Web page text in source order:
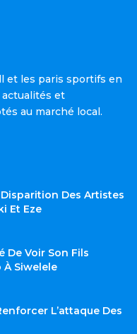
et les paris sportifs en
et
au marché local.
Des Artistes
Et Eze
De Voir Son Fils
À Siwelele
L’attaque Des